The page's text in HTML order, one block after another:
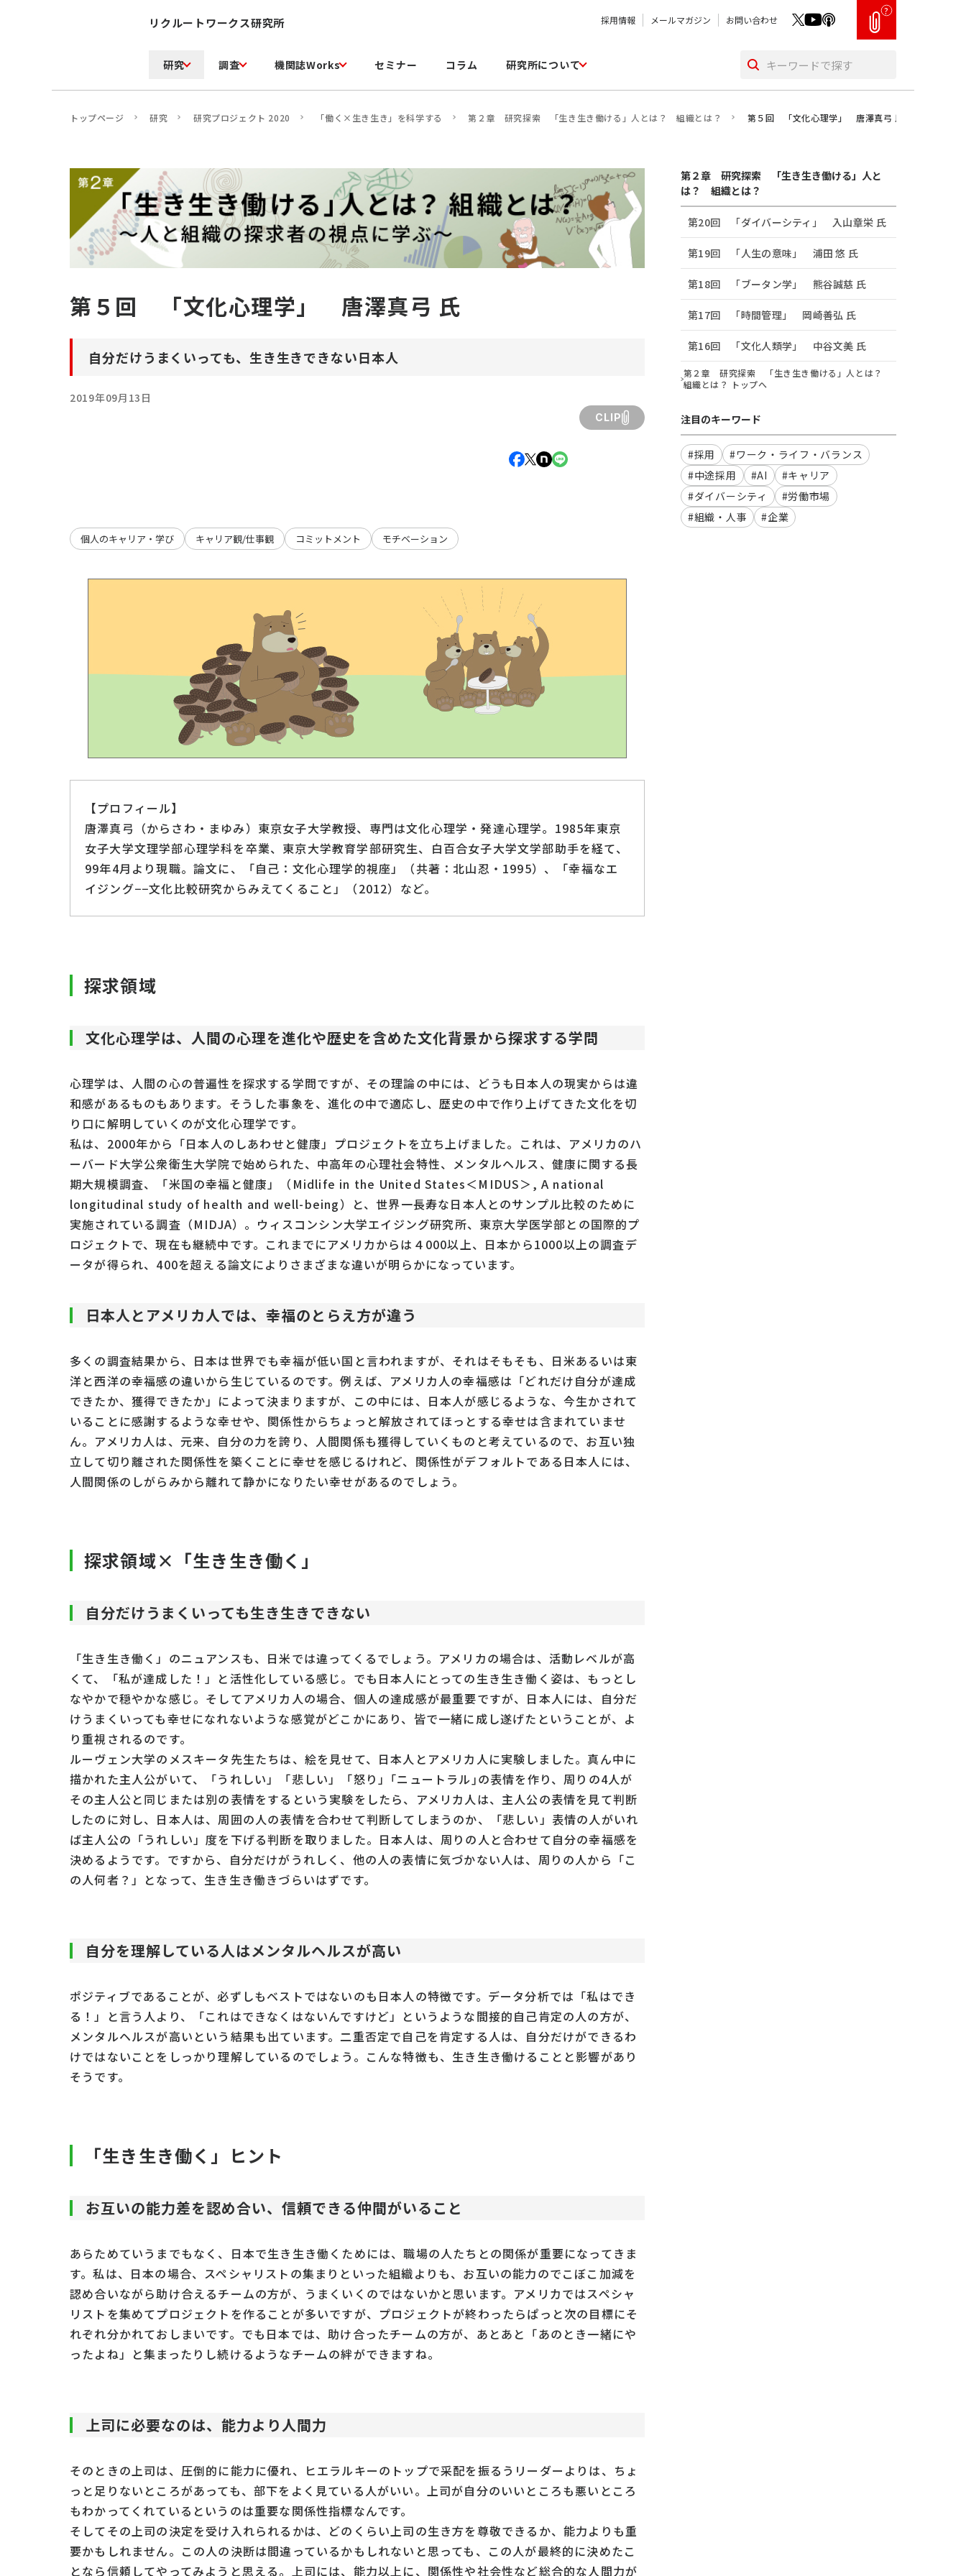
リクルートワークス研究所 採用情報 メールマガジン お問い合わせ
?
研究 調査 機関誌Works セミナー コラム 研究所について
トップページ 研究 研究プロジェクト 2020 「働く×生き生き」を科学する 第２章 研究探索 「生き生き働ける」人とは？ 組織とは？ 第５回 「文化心理学」 唐澤真弓 氏
第５回 「文化心理学」 唐澤真弓 氏
自分だけうまくいっても、生き生きできない日本人
2019年09月13日
CLIP
個人のキャリア・学び キャリア観/仕事観 コミットメント モチベーション
【プロフィール】
唐澤真弓（からさわ・まゆみ）東京女子大学教授、専門は文化心理学・発達心理学。1985年東京
女子大学文理学部心理学科を卒業、東京大学教育学部研究生、白百合女子大学文学部助手を経て、
99年4月より現職。論文に、「自己：文化心理学的視座」（共著：北山忍・1995）、「幸福なエ
イジング−−文化比較研究からみえてくること」（2012）など。
探求領域
文化心理学は、人間の心理を進化や歴史を含めた文化背景から探求する学問
心理学は、人間の心の普遍性を探求する学問ですが、その理論の中には、どうも日本人の現実からは違
和感があるものもあります。そうした事象を、進化の中で適応し、歴史の中で作り上げてきた文化を切
り口に解明していくのが文化心理学です。
私は、2000年から「日本人のしあわせと健康」プロジェクトを立ち上げました。これは、アメリカのハ
ーバード大学公衆衛生大学院で始められた、中高年の心理社会特性、メンタルヘルス、健康に関する長
期大規模調査、「米国の幸福と健康」（Midlife in the United States＜MIDUS＞, A national
longitudinal study of health and well-being）と、世界一長寿な日本人とのサンプル比較のために
実施されている調査（MIDJA）。ウィスコンシン大学エイジング研究所、東京大学医学部との国際的プ
ロジェクトで、現在も継続中です。これまでにアメリカからは４000以上、日本から1000以上の調査デ
ータが得られ、400を超える論文によりさまざまな違いが明らかになっています。
日本人とアメリカ人では、幸福のとらえ方が違う
多くの調査結果から、日本は世界でも幸福が低い国と言われますが、それはそもそも、日米あるいは東
洋と西洋の幸福感の違いから生じているのです。例えば、アメリカ人の幸福感は「どれだけ自分が達成
できたか、獲得できたか」によって決まりますが、この中には、日本人が感じるような、今生かされて
いることに感謝するような幸せや、関係性からちょっと解放されてほっとする幸せは含まれていませ
ん。アメリカ人は、元来、自分の力を誇り、人間関係も獲得していくものと考えているので、お互い独
立して切り離された関係性を築くことに幸せを感じるけれど、関係性がデフォルトである日本人には、
人間関係のしがらみから離れて静かになりたい幸せがあるのでしょう。
探求領域×「生き生き働く」
自分だけうまくいっても生き生きできない
「生き生き働く」のニュアンスも、日米では違ってくるでしょう。アメリカの場合は、活動レベルが高
くて、「私が達成した！」と活性化している感じ。でも日本人にとっての生き生き働く姿は、もっとし
なやかで穏やかな感じ。そしてアメリカ人の場合、個人の達成感が最重要ですが、日本人には、自分だ
けうまくいっても幸せになれないような感覚がどこかにあり、皆で一緒に成し遂げたということが、よ
り重視されるのです。
ルーヴェン大学のメスキータ先生たちは、絵を見せて、日本人とアメリカ人に実験しました。真ん中に
描かれた主人公がいて、「うれしい」「悲しい」「怒り」｢ニュートラル｣の表情を作り、周りの4人が
その主人公と同じまたは別の表情をするという実験をしたら、アメリカ人は、主人公の表情を見て判断
したのに対し、日本人は、周囲の人の表情を合わせて判断してしまうのか、「悲しい」表情の人がいれ
ば主人公の「うれしい」度を下げる判断を取りました。日本人は、周りの人と合わせて自分の幸福感を
決めるようです。ですから、自分だけがうれしく、他の人の表情に気づかない人は、周りの人から「こ
の人何者？」となって、生き生き働きづらいはずです。
自分を理解している人はメンタルヘルスが高い
ポジティブであることが、必ずしもベストではないのも日本人の特徴です。データ分析では「私はでき
る！」と言う人より、「これはできなくはないんですけど」というような間接的自己肯定の人の方が、
メンタルヘルスが高いという結果も出ています。二重否定で自己を肯定する人は、自分だけができるわ
けではないことをしっかり理解しているのでしょう。こんな特徴も、生き生き働けることと影響があり
そうです。
「生き生き働く」ヒント
お互いの能力差を認め合い、信頼できる仲間がいること
あらためていうまでもなく、日本で生き生き働くためには、職場の人たちとの関係が重要になってきま
す。私は、日本の場合、スペシャリストの集まりといった組織よりも、お互いの能力のでこぼこ加減を
認め合いながら助け合えるチームの方が、うまくいくのではないかと思います。アメリカではスペシャ
リストを集めてプロジェクトを作ることが多いですが、プロジェクトが終わったらぱっと次の目標にそ
れぞれ分かれておしまいです。でも日本では、助け合ったチームの方が、あとあと「あのとき一緒にや
ったよね」と集まったりし続けるようなチームの絆ができますね。
上司に必要なのは、能力より人間力
そのときの上司は、圧倒的に能力に優れ、ヒエラルキーのトップで采配を振るうリーダーよりは、ちょ
っと足りないところがあっても、部下をよく見ている人がいい。上司が自分のいいところも悪いところ
もわかってくれているというのは重要な関係性指標なんです。
そしてその上司の決定を受け入れられるかは、どのくらい上司の生き方を尊敬できるか、能力よりも重
要かもしれません。この人の決断は間違っているかもしれないと思っても、この人が最終的に決めたこ
となら信頼してやってみようと思える。上司には、能力以上に、関係性や社会性など総合的な人間力が
第２章 研究探索 「生き生き働ける」人と
は？ 組織とは？
第20回 「ダイバーシティ」 入山章栄 氏
第19回 「人生の意味」 浦田 悠 氏
第18回 「ブータン学」 熊谷誠慈 氏
第17回 「時間管理」 岡崎善弘 氏
第16回 「文化人類学」 中谷文美 氏
第２章 研究探索 「生き生き働ける」人とは？
組織とは？ トップへ
注目のキーワード
#採用
#ワーク・ライフ・バランス
#中途採用
#AI
#キャリア
#ダイバーシティ
#労働市場
#組織・人事
#企業